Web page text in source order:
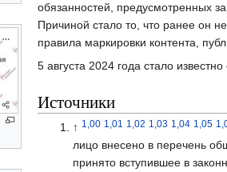
обязанностей, предусмотренных
Причиной стало то, что ранее он
правила маркировки контента,
5 августа 2024 года стало
Источники
↑ 1,00 1,01 1,02 1,03 1,04 1,05
лицо внесено в перечень
принято вступившее в